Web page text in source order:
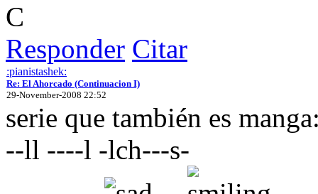
C
Responder Citar
:pianistashek:
Re: El Ahorcado (Continuacion I)
29-November-2008 22:52
serie que también es
--ll ----l -lch---s-